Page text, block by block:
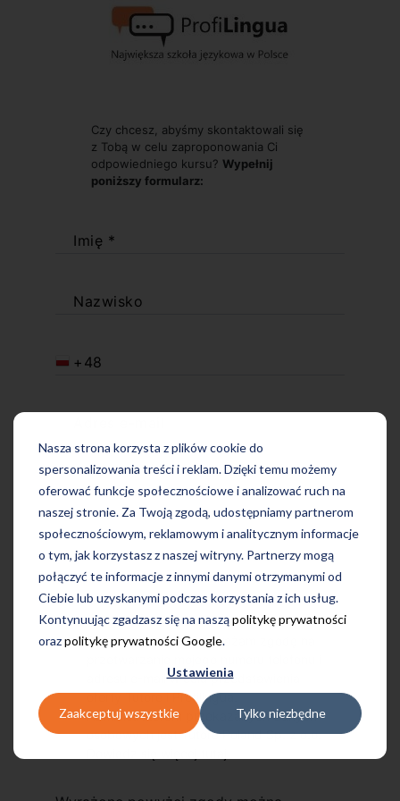
Nasza strona korzysta z plików cookie do
spersonalizowania treści i reklam. Dzięki temu możemy
oferować funkcje społecznościowe i analizować ruch na
naszej stronie. Za Twoją zgodą, udostępniamy partnerom
społecznościowym, reklamowym i analitycznym informacje
o tym, jak korzystasz z naszej witryny. Partnerzy mogą
połączyć te informacje z innymi danymi otrzymanymi od
Ciebie lub uzyskanymi podczas korzystania z ich usług.
Kontynuując zgadzasz się na nasząpolitykę prywatności
orazpolitykę prywatności Google.
Ustawienia
Zaakceptuj wszystkie Tylko niezbędne
Czy chcesz, abyśmy skontaktowali się
z Tobą w celu zaproponowania Ci
odpowiedniego kursu? Wypełnij
poniższy formularz:
Imię *
Nazwisko
+48
Przechodząc dalej, wyrażam zgodę na
adresu e-mail w celu przedstawienia
oferty Tutore i Profilingua.
Administratorem przekazanych danych
osobowych jest Tutore Poland Sp. z o.o.